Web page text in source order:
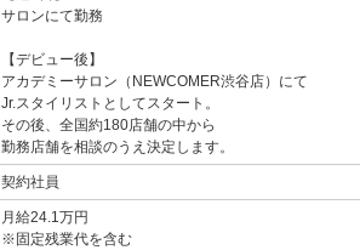
サロンにて勤務
【デビュー後】
アカデミーサロン（NEWCOMER渋谷店）にて
Jr.スタイリストとしてスタート。
その後、全国約180店舗の中から
勤務店舗を相談のうえ決定します。
契約社員
月給24.1万円
※固定残業代を含む